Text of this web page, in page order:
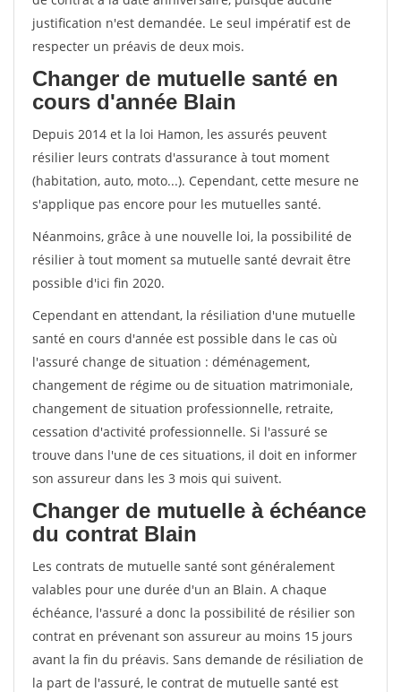
justification n'est demandée. Le seul impératif est de
respecter un préavis de deux mois.
Changer de mutuelle santé en
cours d'année Blain
Depuis 2014 et la loi Hamon, les assurés peuvent
résilier leurs contrats d'assurance à tout moment
(habitation, auto, moto...). Cependant, cette mesure ne
s'applique pas encore pour les mutuelles santé.
Néanmoins, grâce à une nouvelle loi, la possibilité de
résilier à tout moment sa mutuelle santé devrait être
possible d'ici fin 2020.
Cependant en attendant, la résiliation d'une mutuelle
santé en cours d'année est possible dans le cas où
l'assuré change de situation : déménagement,
changement de régime ou de situation matrimoniale,
changement de situation professionnelle, retraite,
cessation d'activité professionnelle. Si l'assuré se
trouve dans l'une de ces situations, il doit en informer
son assureur dans les 3 mois qui suivent.
Changer de mutuelle à échéance
du contrat Blain
Les contrats de mutuelle santé sont généralement
valables pour une durée d'un an Blain. A chaque
échéance, l'assuré a donc la possibilité de résilier son
contrat en prévenant son assureur au moins 15 jours
avant la fin du préavis. Sans demande de résiliation de
la part de l'assuré, le contrat de mutuelle santé est